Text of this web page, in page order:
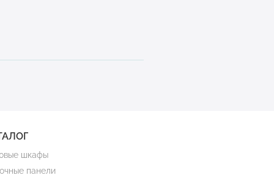
шкафы
панели